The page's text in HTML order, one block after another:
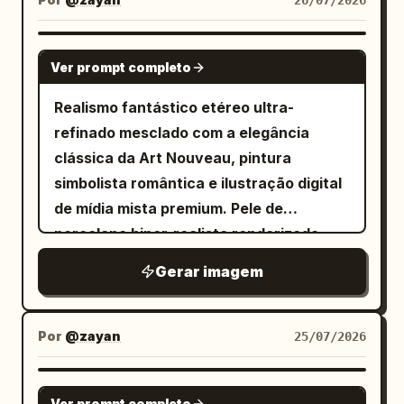
brilhantes. O fundo apresenta um
estilo de paleta dourada texturizada e
desgastada com pinceladas espessas
e expressivas
que realça a estética luxuosa e clássica
da composição.
NANO BANANA PRO
Ver prompt completo
Realismo fantástico etéreo ultra-
refinado mesclado com a elegância
clássica da Art Nouveau, pintura
simbolista romântica e ilustração digital
de mídia mista premium. Pele de
porcelana hiper-realista renderizada
espalhamento subsuperficial luminoso e
texturas foscas aveludadas. Elementos
naturais em camadas complexas —
incluindo penas delicadas de pássaros,
folhagem botânica seca, borboletas,
Gerar imagem
Por @zayan 25/07/2026
NANO BANANA PRO